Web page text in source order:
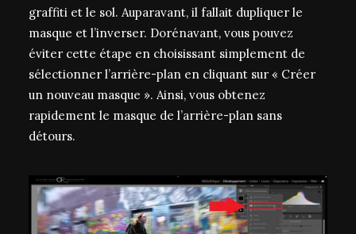
graffiti et le sol. Auparavant, il fallait dupliquer le
masque et l’inverser. Dorénavant, vous pouvez
éviter cette étape en choisissant simplement de
sélectionner l’arrière-plan en cliquant sur « Créer
un nouveau masque ». Ainsi, vous obtenez
rapidement le masque de l’arrière-plan sans
détours.